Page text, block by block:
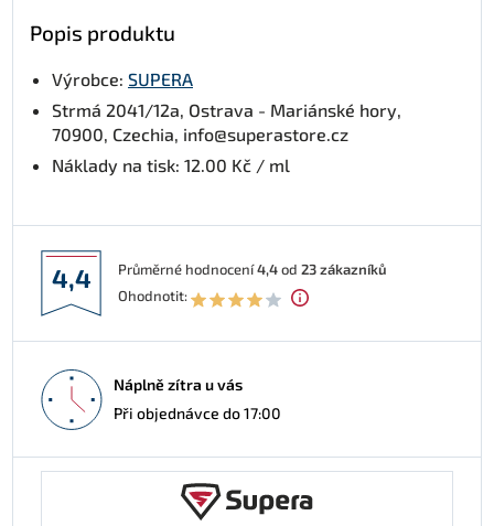
Popis produktu
Výrobce: SUPERA
Strmá 2041/12a, Ostrava - Mariánské hory,
70900, Czechia, info@superastore.cz
Náklady na tisk: 12.00 Kč / ml
4,4 Průměrné hodnocení4,4od 23zákazníků
Ohodnotit:
Náplně zítra u vás
Při objednávce do 17:00